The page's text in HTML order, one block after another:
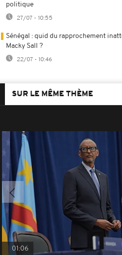
politique
27/07 - 10:55
Sénégal : quid du rapprochement
Macky Sall ?
22/07 - 10:46
SUR LE MÊME THÈME
01:06